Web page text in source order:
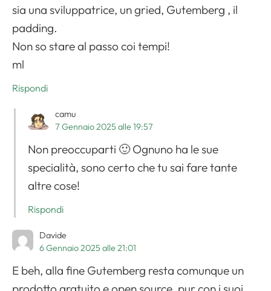
sia una sviluppatrice, un gried, Gutemberg , il
padding.
Non so stare al passo coi tempi!
ml
Rispondi
camu
7 Gennaio 2025 alle 19:57
Non preoccuparti 🙂 Ognuno ha le sue
specialità, sono certo che tu sai fare tante
altre cose!
Rispondi
Davide
6 Gennaio 2025 alle 21:01
E beh, alla fine Gutemberg resta comunque un